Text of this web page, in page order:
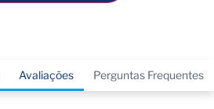
Avaliações Perguntas Frequentes